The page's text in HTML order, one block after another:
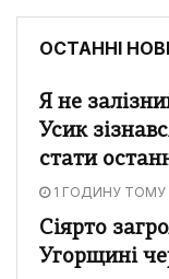
ОСТАННІ
Я не
Усик
стати
1 ГОДИНУ ТОМУ
Сіярто
Угорщині